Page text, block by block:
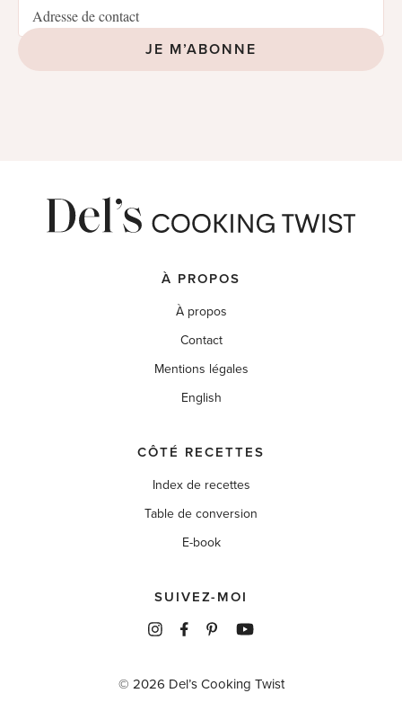
JE M’ABONNE
À PROPOS
À propos
Contact
Mentions légales
English
CÔTÉ RECETTES
Index de recettes
Table de conversion
E-book
SUIVEZ-MOI
© 2026 Del’s Cooking Twist